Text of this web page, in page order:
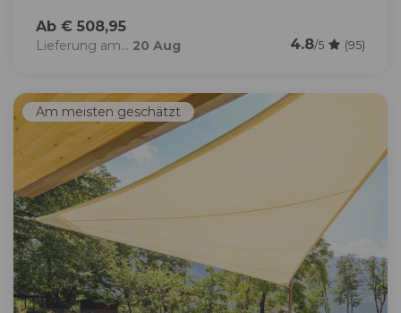
Ab € 508,95
Lieferung am... 20 Aug 4.8/5 (95)
Am meisten geschätzt